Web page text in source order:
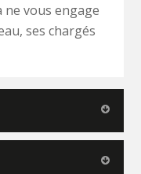
vous engage
ses chargés